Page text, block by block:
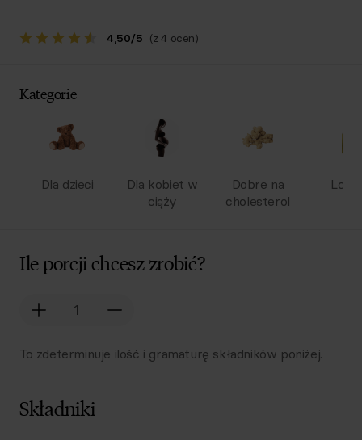
4,50/5 (z 4 ocen)
Kategorie
Dla dzieci
Dla kobiet w
ciąży
Dobre na
cholesterol
Low
Ile porcji chcesz zrobić?
To zdeterminuje ilość i gramaturę składników poniżej.
Składniki